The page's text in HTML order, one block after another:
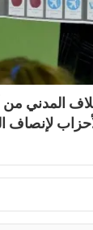
2026.. “الائتلاف
لإنصاف